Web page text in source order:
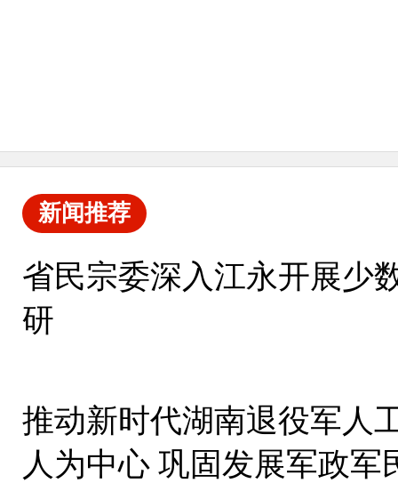
新闻推荐
省民宗委深入江永开展少
研
推动新时代湖南退役军人
人为中心 巩固发展军政军